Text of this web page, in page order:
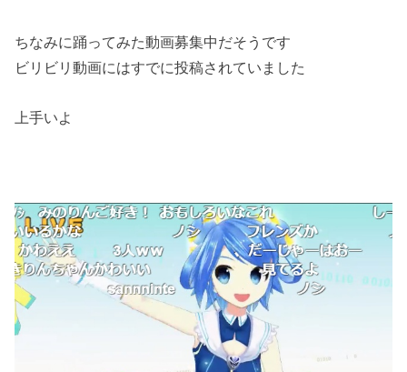
ちなみに踊ってみた動画募集中だそうです
ビリビリ動画にはすでに投稿されていました
上手いよ